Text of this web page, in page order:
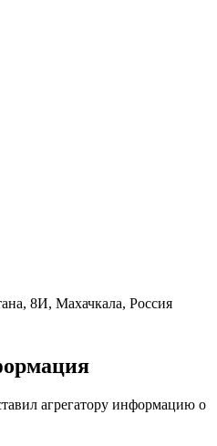
8И, Махачкала, Россия
агрегатору информацию о